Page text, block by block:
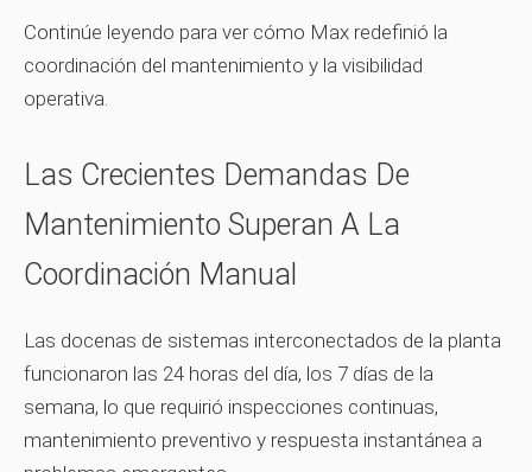
Continúe leyendo para ver cómo Max redefinió la
coordinación del mantenimiento y la visibilidad
operativa.
Las Crecientes Demandas De
Mantenimiento Superan A La
Coordinación Manual
Las docenas de sistemas interconectados de la planta
funcionaron las 24 horas del día, los 7 días de la
semana, lo que requirió inspecciones continuas,
mantenimiento preventivo y respuesta instantánea a